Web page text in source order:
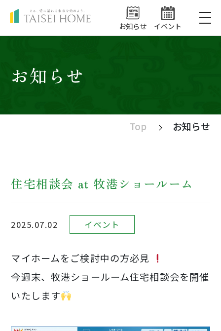
お知らせ イベント
ハイグレードうるま
プレキャストコンクリート住宅
大成キングスアパートシリーズ
ミッドヒルズ沢岻（完売）
リゾートテラス宜野座シエロ
ショールーム
イベント
お知らせ
Top お知らせ
住宅相談会 at 牧港ショールーム
2025.07.02 イベント
マイホームをご検討中の方必見
今週末、牧港ショールーム住宅相談会を開催
いたします